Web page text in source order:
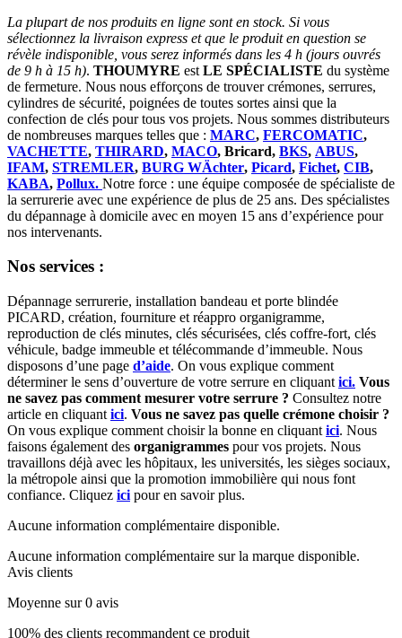
La plupart de nos produits en ligne sont en stock. Si vous
sélectionnez la livraison express et que le produit en question se
révèle indisponible, vous serez informés dans les 4 h (jours ouvrés
de 9 h à 15 h). THOUMYRE est LE SPÉCIALISTE du système
de fermeture. Nous nous efforçons de trouver crémones, serrures,
cylindres de sécurité, poignées de toutes sortes ainsi que la
confection de clés pour tous vos projets. Nous sommes distributeurs
de nombreuses marques telles que : MARC, FERCOMATIC,
VACHETTE, THIRARD, MACO, Bricard, BKS, ABUS,
IFAM, STREMLER, BURG WÄchter, Picard, Fichet, CIB,
KABA, Pollux. Notre force : une équipe composée de spécialiste de
la serrurerie avec une expérience de plus de 25 ans. Des spécialistes
du dépannage à domicile avec en moyen 15 ans d’expérience pour
nos intervenants.
Nos services :
Dépannage serrurerie, installation bandeau et porte blindée
PICARD, création, fourniture et réappro organigramme,
reproduction de clés minutes, clés sécurisées, clés coffre-fort, clés
véhicule, badge immeuble et télécommande d’immeuble. Nous
disposons d’une page d’aide. On vous explique comment
déterminer le sens d’ouverture de votre serrure en cliquant ici. Vous
ne savez pas comment mesurer votre serrure ? Consultez notre
article en cliquant ici. Vous ne savez pas quelle crémone choisir ?
On vous explique comment choisir la bonne en cliquant ici. Nous
faisons également des organigrammes pour vos projets. Nous
travaillons déjà avec les hôpitaux, les universités, les sièges sociaux,
la métropole ainsi que la promotion immobilière qui nous font
confiance. Cliquez ici pour en savoir plus.
Aucune information complémentaire disponible.
Aucune information complémentaire sur la marque disponible.
Avis clients
Moyenne sur 0 avis
100% des clients recommandent ce produit